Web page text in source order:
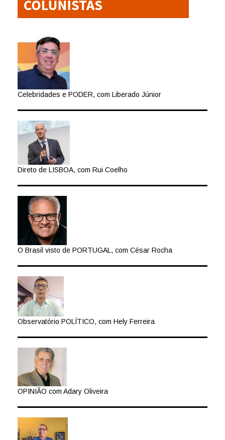
Celebridades e PODER, com Liberado Júnior
Direto de LISBOA, com Rui Coelho
O Brasil visto de PORTUGAL, com César Rocha
Observatório POLÍTICO, com Hely Ferreira
OPINIÃO com Adary Oliveira